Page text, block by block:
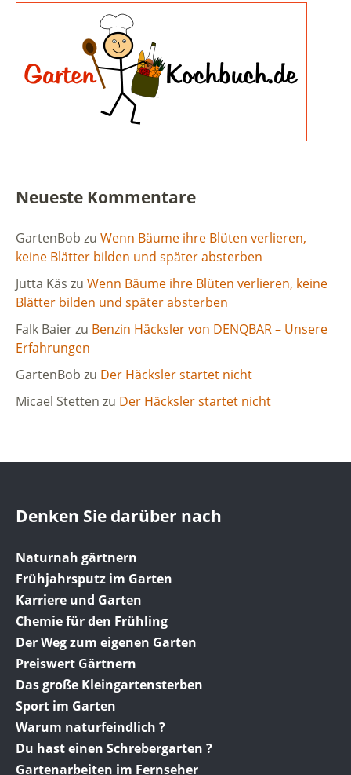
Neueste Kommentare
GartenBob zu Wenn Bäume ihre Blüten verlieren,
keine Blätter bilden und später absterben
Jutta Käs zu Wenn Bäume ihre Blüten verlieren, keine
Blätter bilden und später absterben
Falk Baierzu Benzin Häcksler von DENQBAR – Unsere
Erfahrungen
GartenBob zu Der Häcksler startet nicht
Micael Stetten zu Der Häcksler startet nicht
Denken Sie darüber nach
Naturnah gärtnern
Frühjahrsputz im Garten
Karriere und Garten
Chemie für den Frühling
Der Weg zum eigenen Garten
Preiswert Gärtnern
Das große Kleingartensterben
Sport im Garten
Warum naturfeindlich ?
Du hast einen Schrebergarten ?
Gartenarbeiten im Fernseher